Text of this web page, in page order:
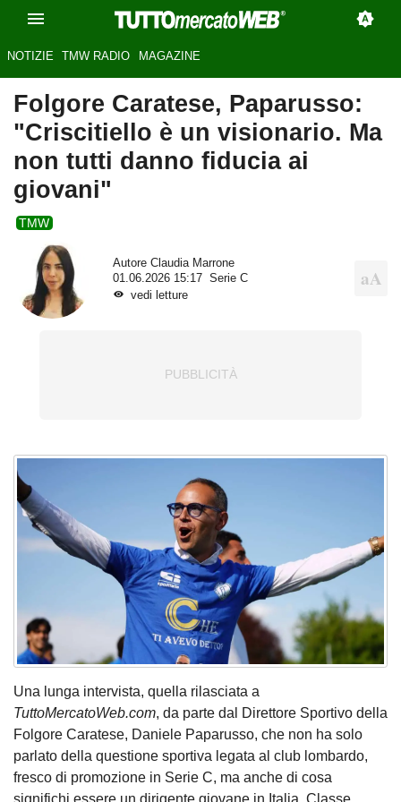
NOTIZIE TMW RADIO MAGAZINE
Folgore Caratese, Paparusso:
"Criscitiello è un visionario. Ma
non tutti danno fiducia ai
giovani"
TMW
Autore Claudia Marrone
01.06.2026 15:17
Serie C
vedi letture
Una lunga intervista, quella rilasciata a
TuttoMercatoWeb.com, da parte dal Direttore Sportivo della
Folgore Caratese, Daniele Paparusso, che non ha solo
parlato della questione sportiva legata al club lombardo,
fresco di promozione in Serie C, ma anche di cosa
significhi essere un dirigente giovane in Italia. Classe